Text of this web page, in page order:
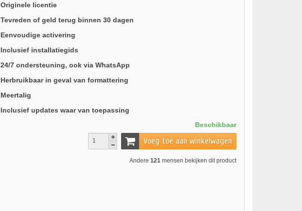
Originele licentie
Tevreden of geld terug binnen 30 dagen
Eenvoudige activering
Inclusief installatiegids
24/7 ondersteuning, ook via WhatsApp
Herbruikbaar in geval van formattering
Meertalig
Inclusief updates waar van toepassing
Beschikbaar
Voeg toe aan winkelwagen
Andere 121 mensen bekijken dit product